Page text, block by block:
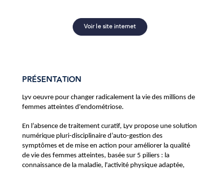
Voir le site internet
PRÉSENTATION
Lyv oeuvre pour changer radicalement la vie des millions de
femmes atteintes d'endométriose.
En l’absence de traitement curatif, Lyv propose une solution
numérique pluri-disciplinaire d’auto-gestion des
symptômes et de mise en action pour améliorer la qualité
de vie des femmes atteintes, basée sur 5 piliers : la
connaissance de la maladie, l'activité physique adaptée,